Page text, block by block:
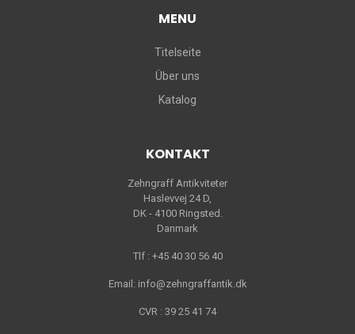
MENU
Titelseite
Über uns
Katalog
KONTAKT
Zehngraff Antikviteter
Haslevvej 24 D,
DK - 4100 Ringsted.
Danmark
Tlf : +45 40 30 56 40
Email: info@zehngraffantik.dk
CVR : 39 25 41 74